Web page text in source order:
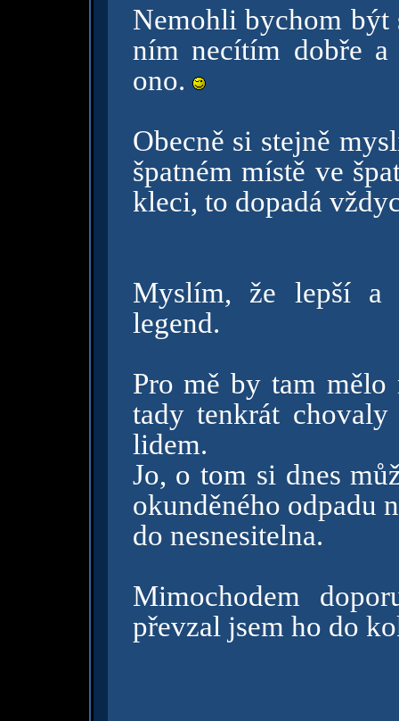
Nemohli bychom být
ním necítím dobře
ono.
Obecně si stejně
špatném místě ve
kleci, to dopadá
Myslím, že lepší a
legend.
Pro mě by tam mělo
tady tenkrát
lidem.
Jo, o tom si dnes
okunděného odpadu
do nesnesitelna.
Mimochodem
převzal jsem ho do